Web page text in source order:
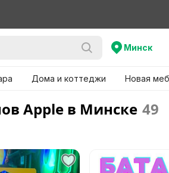
Минск
Дома и коттеджи Новая
Apple в Минске 49